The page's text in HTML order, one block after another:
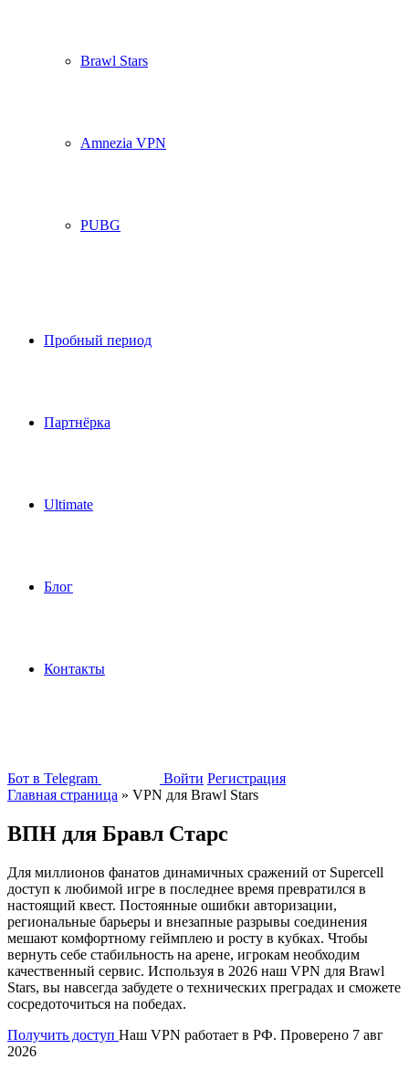
Brawl Stars
Amnezia VPN
PUBG
Пробный период
Партнёрка
Ultimate
Блог
Контакты
Бот в Telegram Войти Регистрация
Главная страница » VPN для Brawl Stars
ВПН для Бравл Старс
Для миллионов фанатов динамичных сражений от Supercell
доступ к любимой игре в последнее время превратился в
настоящий квест. Постоянные ошибки авторизации,
региональные барьеры и внезапные разрывы соединения
мешают комфортному геймплею и росту в кубках. Чтобы
вернуть себе стабильность на арене, игрокам необходим
качественный сервис. Используя в 2026 наш VPN для Brawl
Stars, вы навсегда забудете о технических преградах и сможете
сосредоточиться на победах.
Получить доступ Наш VPN работает в РФ. Проверено 7 авг
2026